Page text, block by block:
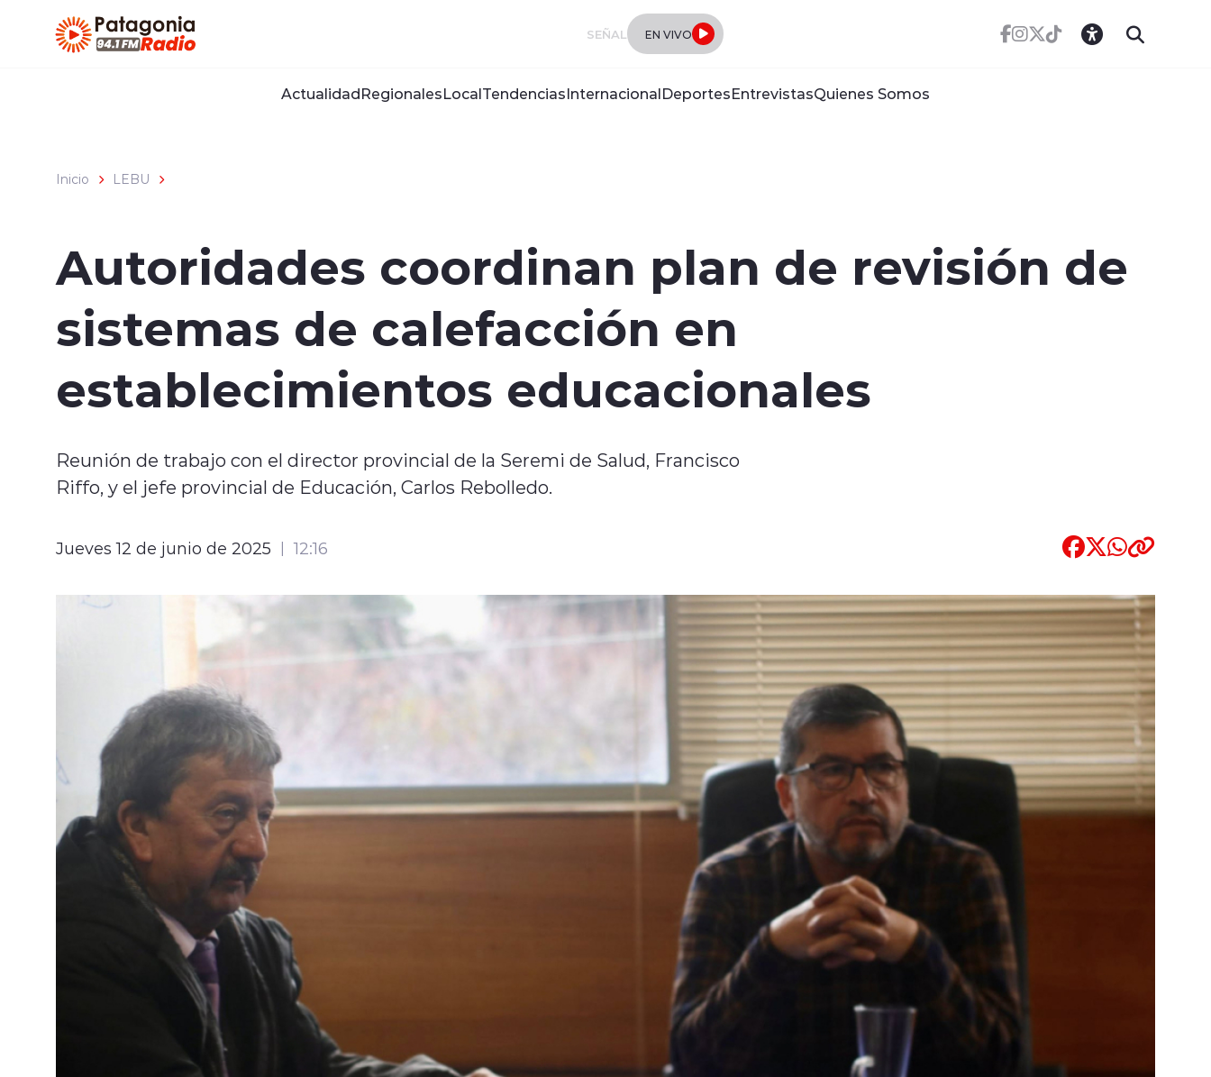
SEÑAL EN VIVO
ActualidadRegionalesLocalTendenciasInternacionalDeportesEntrevistasQuienes Somos
Inicio LEBU
Autoridades coordinan plan de revisión de
sistemas de calefacción en
establecimientos educacionales
Reunión de trabajo con el director provincial de la Seremi de Salud, Francisco
Riffo, y el jefe provincial de Educación, Carlos Rebolledo.
Jueves 12 de junio de 2025 12:16